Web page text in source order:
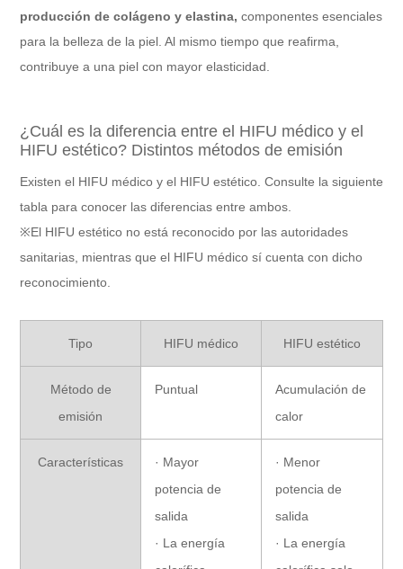
producción de colágeno y elastina, componentes esenciales
para la belleza de la piel. Al mismo tiempo que reafirma,
contribuye a una piel con mayor elasticidad.
¿Cuál es la diferencia entre el HIFU médico y el
HIFU estético? Distintos métodos de emisión
Existen el HIFU médico y el HIFU estético. Consulte la siguiente
tabla para conocer las diferencias entre ambos.
※El HIFU estético no está reconocido por las autoridades
sanitarias, mientras que el HIFU médico sí cuenta con dicho
reconocimiento.
Tipo HIFU médico HIFU estético
Método de
emisión
Puntual
Acumulación de
calor
Características
· Mayor
potencia de
salida
· La energía
· Menor
potencia de
salida
· La energía